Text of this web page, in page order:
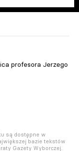
profesora Jerzego
są dostępne w
bazie tekstów
Gazety Wyborczej.